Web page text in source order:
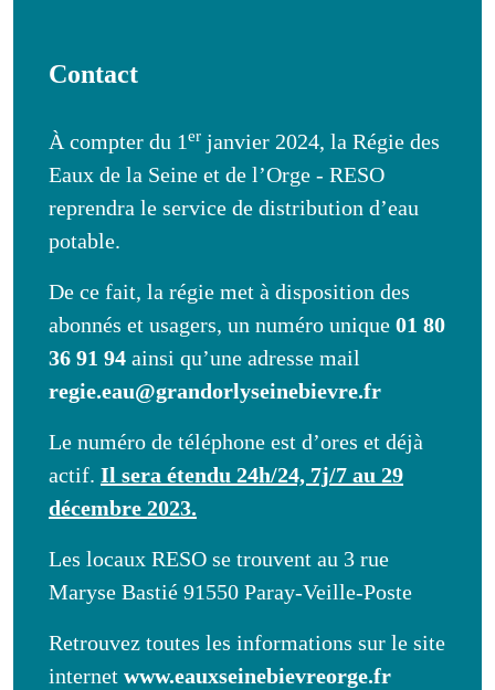
Contact
À compter du 1er janvier 2024, la Régie des
Eaux de la Seine et de l’Orge - RESO
reprendra le service de distribution d’eau
potable.
De ce fait, la régie met à disposition des
abonnés et usagers, un numéro unique 01 80
36 91 94 ainsi qu’une adresse mail
regie.eau@grandorlyseinebievre.fr
Le numéro de téléphone est d’ores et déjà
actif. Il sera étendu 24h/24, 7j/7 au 29
décembre 2023.
Les locaux RESO se trouvent au 3 rue
Maryse Bastié 91550 Paray-Veille-Poste
Retrouvez toutes les informations sur le site
internet www.eauxseinebievreorge.fr